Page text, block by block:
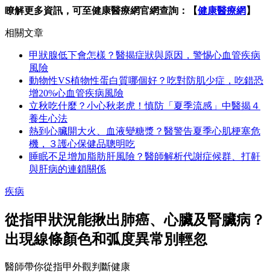
瞭解更多資訊，可至健康醫療網官網查詢：【健康醫療網 】
相關文章
甲狀腺低下會怎樣？醫揭症狀與原因，警惕心血管疾病
風險
動物性VS植物性蛋白質哪個好？吃對防肌少症，吃錯恐
增20%心血管疾病風險
立秋吃什麼？小心秋老虎！慎防「夏季流感」中醫揭４
養生心法
熱到心臟開大火、血液變糖漿？醫警告夏季心肌梗塞危
機，３護心保健品聰明吃
睡眠不足增加脂肪肝風險？醫師解析代謝症候群、打鼾
與肝病的連鎖關係
疾病
從指甲狀況能揪出肺癌、心臟及腎臟病？
出現線條顏色和弧度異常別輕忽
醫師帶你從指甲外觀判斷健康